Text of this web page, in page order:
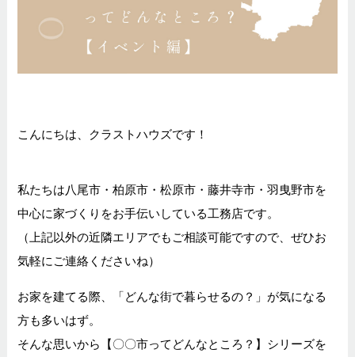
こんにちは、クラストハウズです！
私たちは八尾市・柏原市・松原市・藤井寺市・羽曳野市を
中心に家づくりをお手伝いしている工務店です。
（上記以外の近隣エリアでもご相談可能ですので、ぜひお
気軽にご連絡くださいね）
お家を建てる際、「どんな街で暮らせるの？」が気になる
方も多いはず。
そんな思いから【〇〇市ってどんなところ？】シリーズを